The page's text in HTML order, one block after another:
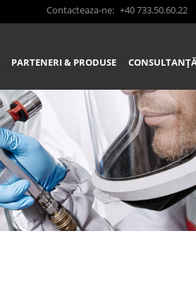
Contacteaza-ne: +40 733.50.60.22
PARTENERI & PRODUSE